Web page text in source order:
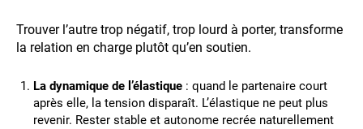
Trouver l’autre trop négatif, trop lourd à porter, transforme
la relation en charge plutôt qu’en soutien.
La dynamique de l’élastique : quand le partenaire court
après elle, la tension disparaît. L’élastique ne peut plus
revenir. Rester stable et autonome recrée naturellement